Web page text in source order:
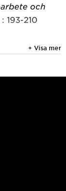
och
193-210
Official
on
: 55-69
+ Visa mer